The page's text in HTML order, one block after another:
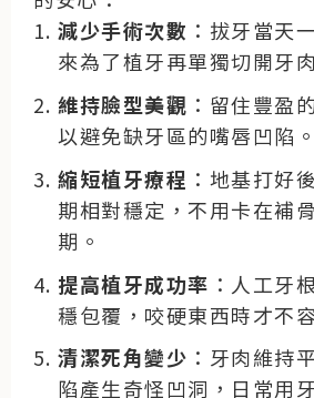
減少手術次數 ：拔牙當天
來為了植牙再單獨切開牙
維持臉型美觀 ：留住豐盈
以避免缺牙區的嘴唇凹陷。
縮短植牙療程 ：地基打好
期相對穩定，不用卡在補
期。
提高植牙成功率 ：人工牙
穩包覆，咬硬東西時才不
清潔死角變少 ：牙肉維持
陷產生奇怪凹洞，日常用